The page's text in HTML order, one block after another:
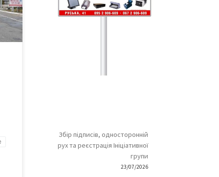
які
Збір підписів, односторонній
рух та реєстрація Ініціативної
групи
23/07/2026